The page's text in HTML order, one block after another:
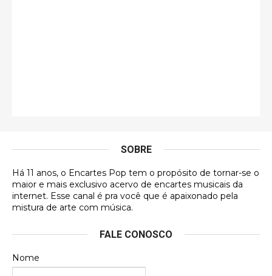
DVD MIDINHO
Francierton
futuras aquisições, e olhando o encarte aqui, me
Francierton
SOBRE
Há 11 anos, o Encartes Pop tem o propósito de tornar-se o
maior e mais exclusivo acervo de encartes musicais da
internet. Esse canal é pra você que é apaixonado pela
mistura de arte com música.
FALE CONOSCO
Nome